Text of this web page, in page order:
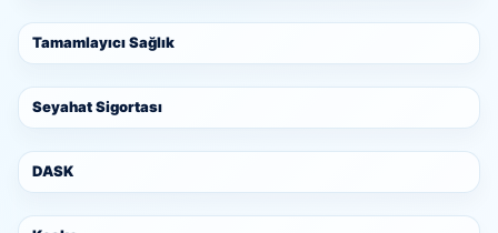
Tamamlayıcı Sağlık
Seyahat Sigortası
DASK